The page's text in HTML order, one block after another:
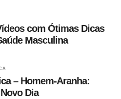
com Ótimas Dicas
Masculina
– Homem-Aranha:
Dia